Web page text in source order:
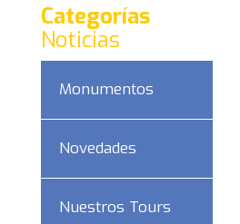
Categorías
Noticias
Monumentos
Novedades
Nuestros Tours